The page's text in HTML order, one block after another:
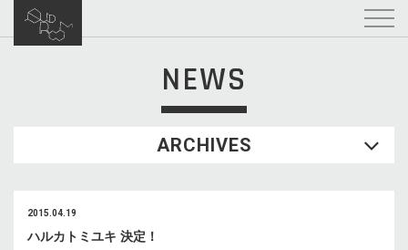
NEWS
ARCHIVES
2015.04.19
ハルカトミユキ 決定！